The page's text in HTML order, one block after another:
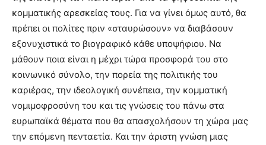
κομματικής αρεσκείας τους. Για να γίνει όμως αυτό, θα
πρέπει οι πολίτες πριν «σταυρώσουν» να διαβάσουν
εξονυχιστικά το βιογραφικό κάθε υποψήφιου. Να
μάθουν ποια είναι η μέχρι τώρα προσφορά του στο
κοινωνικό σύνολο, την πορεία της πολιτικής του
καριέρας, την ιδεολογική συνέπεια, την κομματική
νομιμοφροσύνη του και τις γνώσεις του πάνω στα
ευρωπαϊκά θέματα που θα απασχολήσουν τη χώρα μας
την επόμενη πενταετία. Και την άριστη γνώση μιας